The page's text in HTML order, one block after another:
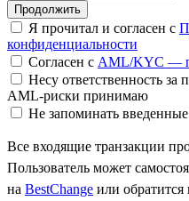
Я прочитал и согласен с
конфиденциальности
Согласен с AML/KYC —
Несу ответственность за
AML-риски принимаю
Не запоминать
Все входящие транзакции
Пользователь может
на BestChange или обратится